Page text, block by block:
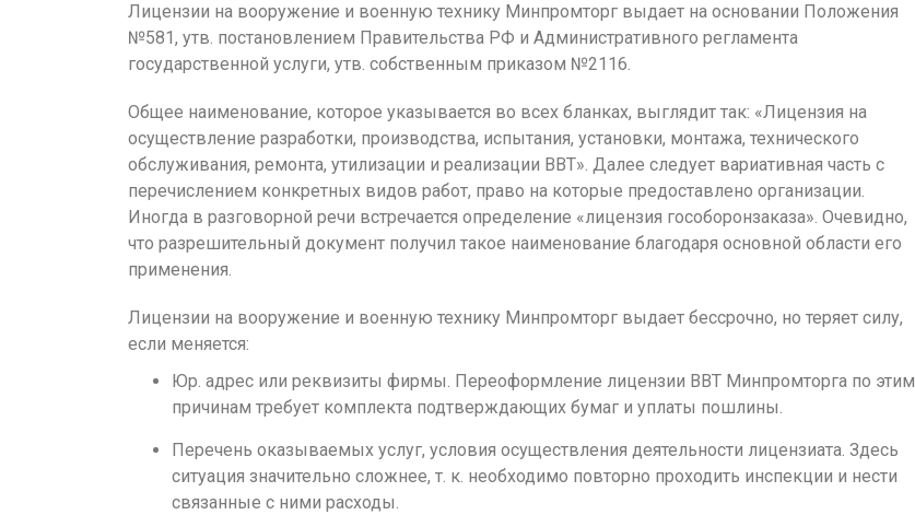
Лицензии на вооружение и военную технику Минпромторг выдает на основании Положения
№581, утв. постановлением Правительства РФ и Административного регламента
государственной услуги, утв. собственным приказом №2116.
Общее наименование, которое указывается во всех бланках, выглядит так: «Лицензия на
осуществление разработки, производства, испытания, установки, монтажа, технического
обслуживания, ремонта, утилизации и реализации ВВТ». Далее следует вариативная часть с
перечислением конкретных видов работ, право на которые предоставлено организации.
Иногда в разговорной речи встречается определение «лицензия гособоронзаказа». Очевидно,
что разрешительный документ получил такое наименование благодаря основной области его
применения.
Лицензии на вооружение и военную технику Минпромторг выдает бессрочно, но теряет силу,
если меняется:
Юр. адрес или реквизиты фирмы. Переоформление лицензии ВВТ Минпромторга по этим
причинам требует комплекта подтверждающих бумаг и уплаты пошлины.
Перечень оказываемых услуг, условия осуществления деятельности лицензиата. Здесь
ситуация значительно сложнее, т. к. необходимо повторно проходить инспекции и нести
связанные с ними расходы.